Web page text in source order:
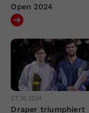
Open 2024
27.10.2024
Draper triumphiert